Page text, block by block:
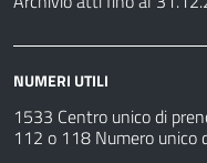
NUMERI UTILI
1533 Centro unico di
112 o 118 Numero unico